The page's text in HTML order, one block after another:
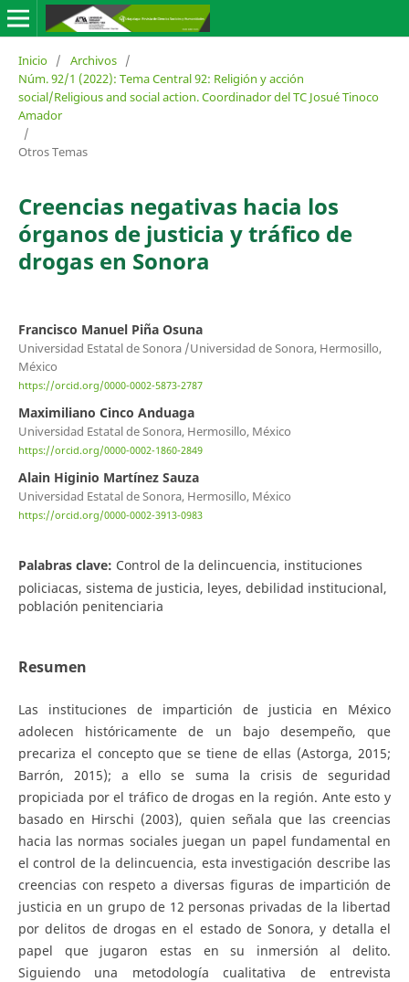
Inicio / Archivos /
Núm. 92/1 (2022): Tema Central 92: Religión y acción
social/Religious and social action. Coordinador del TC Josué Tinoco
Amador
/
Otros Temas
Creencias negativas hacia los
órganos de justicia y tráfico de
drogas en Sonora
Francisco Manuel Piña Osuna
Universidad Estatal de Sonora /Universidad de Sonora, Hermosillo,
México
https://orcid.org/0000-0002-5873-2787
Maximiliano Cinco Anduaga
Universidad Estatal de Sonora, Hermosillo, México
https://orcid.org/0000-0002-1860-2849
Alain Higinio Martínez Sauza
Universidad Estatal de Sonora, Hermosillo, México
https://orcid.org/0000-0002-3913-0983
Palabras clave: Control de la delincuencia, instituciones
policiacas, sistema de justicia, leyes, debilidad institucional,
población penitenciaria
Resumen
Las instituciones de impartición de justicia en México
adolecen históricamente de un bajo desempeño, que
precariza el concepto que se tiene de ellas (Astorga, 2015;
Barrón, 2015); a ello se suma la crisis de seguridad
propiciada por el tráfico de drogas en la región. Ante esto y
basado en Hirschi (2003), quien señala que las creencias
hacia las normas sociales juegan un papel fundamental en
el control de la delincuencia, esta investigación describe las
creencias con respeto a diversas figuras de impartición de
justicia en un grupo de 12 personas privadas de la libertad
por delitos de drogas en el estado de Sonora, y detalla el
papel que jugaron estas en su inmersión al delito.
Siguiendo una metodología cualitativa de entrevista